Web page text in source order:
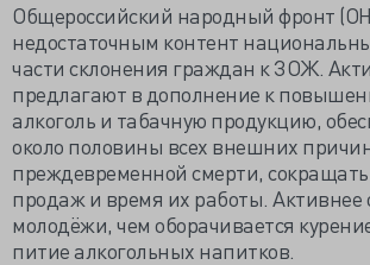
Общероссийский народный фронт
недостаточным контент
части склонения граждан к ЗОЖ.
предлагают в дополнение к
алкоголь и табачную продукцию,
около половины всех внешних
преждевременной смерти, сокращать
продаж и время их работы. Активнее
молодёжи, чем оборачивается
питие алкогольных напитков.